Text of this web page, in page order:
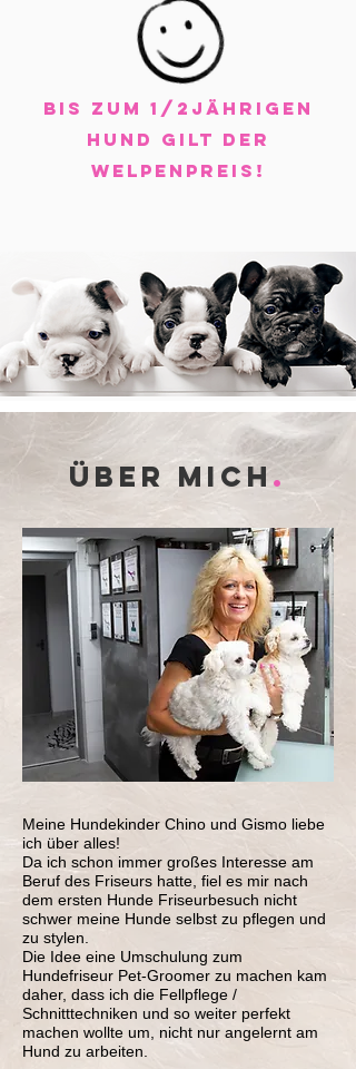
BIS ZUM 1/2JÄHRIGEN
HUND GILT DER
WELPENPREIS!
Über mich.
Meine Hundekinder Chino und Gismo liebe
ich über alles!
Da ich schon immer großes Interesse am
Beruf des Friseurs hatte, fiel es mir nach
dem ersten Hunde Friseurbesuch nicht
schwer meine Hunde selbst zu pflegen und
zu stylen.
Die Idee eine Umschulung zum
Hundefriseur Pet-Groomer zu machen kam
daher, dass ich die Fellpflege /
Schnitttechniken und so weiter perfekt
machen wollte um, nicht nur angelernt am
Hund zu arbeiten.